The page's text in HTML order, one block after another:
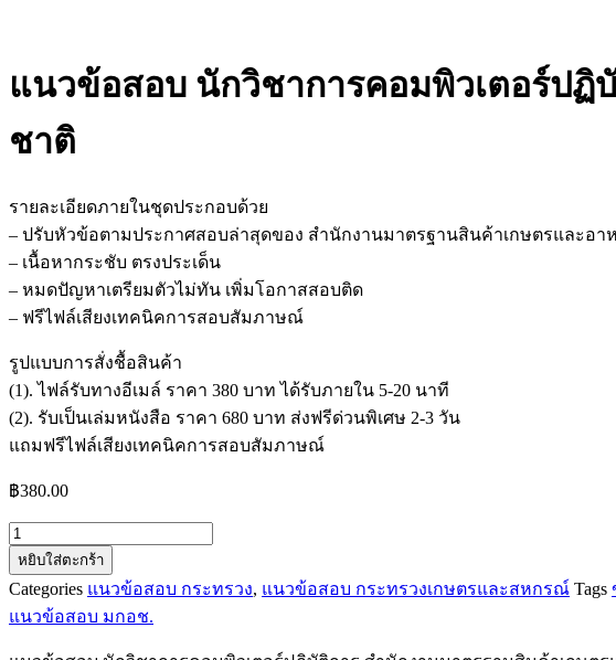
แนวข้อสอบ นักวิชาการคอมพิวเตอร์ปฏิ
ชาติ
รายละเอียดภายในชุดประกอบด้วย
– ปรับหัวข้อตามประกาศสอบล่าสุดของ สำนักงานมาตรฐานสินค้าเกษตรและอา
– เนื้อหากระชับ ตรงประเด็น
– หมดปัญหาเตรียมตัวไม่ทัน เพิ่มโอกาสสอบติด
– ฟรีไฟล์เสียงเทคนิคการสอบสัมภาษณ์
รูปแบบการสั่งชื้อสินค้า
(1). ไฟล์รับทางอีเมล์ ราคา 380 บาท ได้รับภายใน 5-20 นาที
(2). รับเป็นเล่มหนังสือ ราคา 680 บาท ส่งฟรีด่วนพิเศษ 2-3 วัน
แถมฟรีไฟล์เสียงเทคนิคการสอบสัมภาษณ์
฿380.00
จำนวน
แนว
ข้อสอบ
นัก
หยิบใส่ตะกร้า
Categories แนวข้อสอบ กระทรวง, แนวข้อสอบ กระทรวงเกษตรและสหกรณ์ Tags
แนวข้อสอบ มกอช.